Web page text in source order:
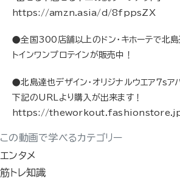
https://amzn.asia/d/8fppsZX
●全国300店舗以上のドン・キホーテで北島
トインワンプロテインが販売中！
●北島達也デザイン・オリジナルウエア７sア
下記のURLより購入が出来ます！
https://
この動画で学べるカテゴリー
エンタメ
筋トレ知識